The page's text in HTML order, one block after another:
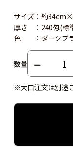
サイズ：約
厚さ ：240匁(標
色 ：ダークブ
数量
※大口注文は別途